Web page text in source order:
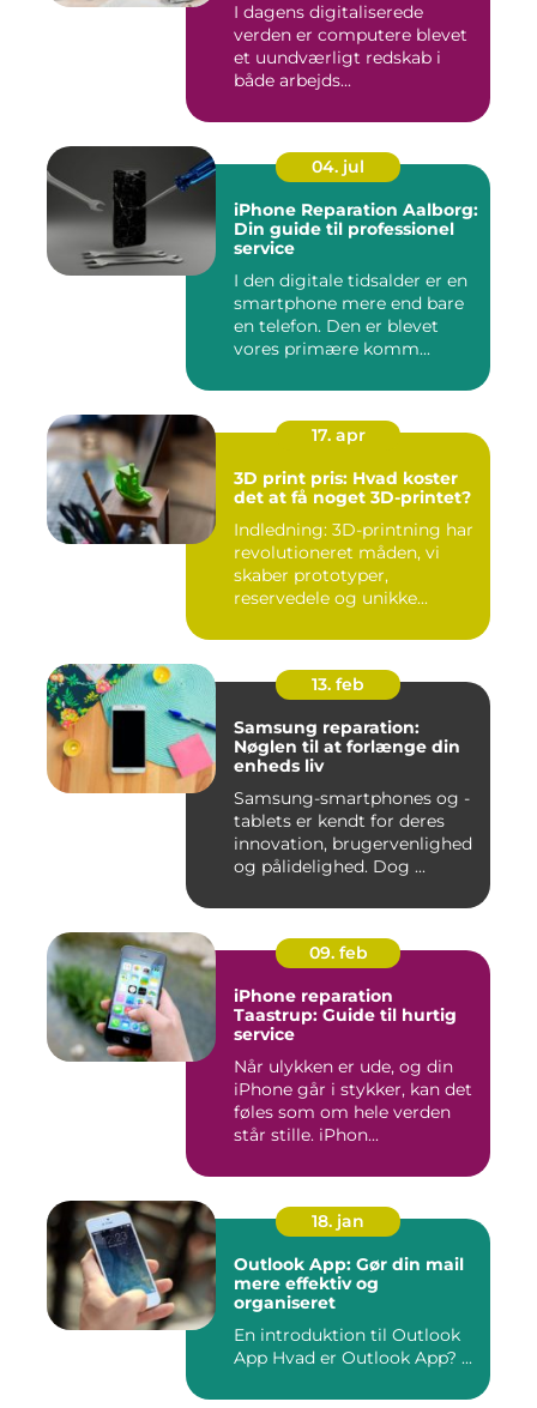
I dagens digitaliserede
verden er computere blevet
et uundværligt redskab i
både arbejds...
04. jul
iPhone Reparation Aalborg:
Din guide til professionel
service
I den digitale tidsalder er en
smartphone mere end bare
en telefon. Den er blevet
vores primære komm...
17. apr
3D print pris: Hvad koster
det at få noget 3D-printet?
Indledning: 3D-printning har
revolutioneret måden, vi
skaber prototyper,
reservedele og unikke...
13. feb
Samsung reparation:
Nøglen til at forlænge din
enheds liv
Samsung-smartphones og -
tablets er kendt for deres
innovation, brugervenlighed
og pålidelighed. Dog ...
09. feb
iPhone reparation
Taastrup: Guide til hurtig
service
Når ulykken er ude, og din
iPhone går i stykker, kan det
føles som om hele verden
står stille. iPhon...
18. jan
Outlook App: Gør din mail
mere effektiv og
organiseret
En introduktion til Outlook
App Hvad er Outlook App? ...